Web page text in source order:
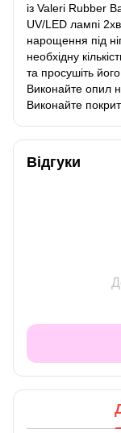
із Valeri Rubber
UV/LED лампі
нарощення під
необхідну
та просушіть
Виконайте опил
Виконайте
Відгуки